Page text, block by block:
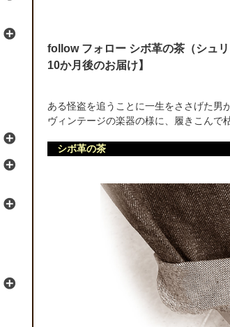
follow フォロー シボ革の茶（シュ
10か月後のお届け】
ある怪盗を追うことに一生をささげた男
ヴィンテージの楽器の様に、履きこんで
シボ革の茶